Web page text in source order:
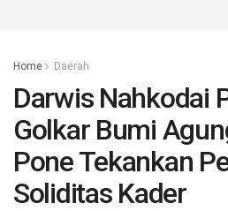
Home Daerah
Darwis Nahkodai
Golkar Bumi
Pone Tekankan
Soliditas Kader